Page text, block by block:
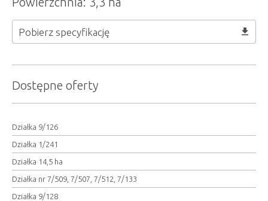
Pobierz specyfikację
Dostępne oferty
Działka 9/126
Działka 1/241
Działka 14,5 ha
Działka nr 7/509, 7/507, 7/512, 7/133
Działka 9/128